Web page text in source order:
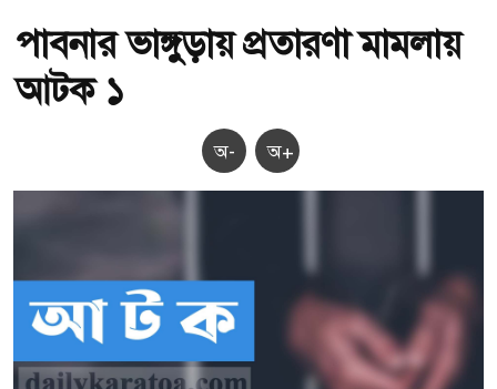
পাবনার ভাঙ্গুড়ায় প্রতারণা মামলায়
আটক ১
অ- অ+